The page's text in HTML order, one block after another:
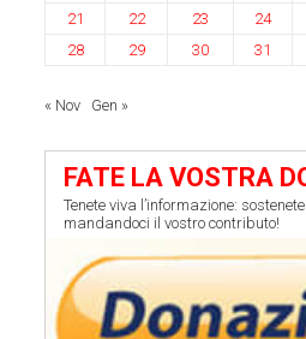
21
22 23 24
28
29 30 31
« Nov Gen »
FATE LA VOSTRA
Tenete viva l’informazione:
mandandoci il vostro contributo!